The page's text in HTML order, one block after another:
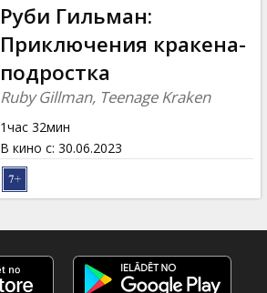
Руби Гильман:
Приключения кракена-
подростка
Ruby Gillman, Teenage Kraken
1час 32мин
В кино с: 30.06.2023